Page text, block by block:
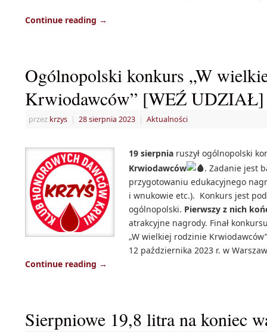
Continue reading →
Ogólnopolski konkurs „W
Krwiodawców” [WEŹ UDZIAŁ]
przez krzys | 28 sierpnia 2023 | Aktualności
19 sierpnia ruszył ogólnopolski
Krwiodawców
. Zadanie jest
przygotowaniu edukacyjnego
i wnukowie etc.). Konkurs jest
ogólnopolski. Pierwszy z nich
atrakcyjne nagrody. Finał
„W wielkiej rodzinie
12 października 2023 r. w
Continue reading →
Sierpniowe 19,8 litra na koniec